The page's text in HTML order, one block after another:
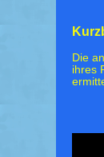
Die
ihres